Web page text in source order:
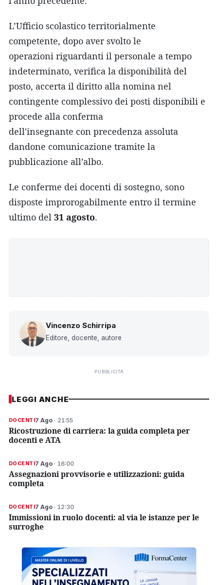
L’Ufficio scolastico territorialmente
competente, dopo aver svolto le
operazioni riguardanti il personale a tempo
indeterminato, verifica la disponibilità del
posto, accerta il diritto alla nomina nel
contingente complessivo dei posti disponibili e
procede alla conferma
dell'insegnante con precedenza assoluta
dandone comunicazione tramite la
pubblicazione all’albo.
Le conferme dei docenti di sostegno, sono
disposte improrogabilmente entro il termine
ultimo del 31 agosto.
Vincenzo Schirripa
Editore, docente, autore
PUBBLICITÀ
LEGGI ANCHE
DOCENTI7 Ago· 21:55
Ricostruzione di carriera: la guida completa per
docenti e ATA
DOCENTI7 Ago· 16:00
Assegnazioni provvisorie e utilizzazioni: guida
completa
DOCENTI7 Ago· 12:30
Immissioni in ruolo docenti: al via le istanze per le
surroghe